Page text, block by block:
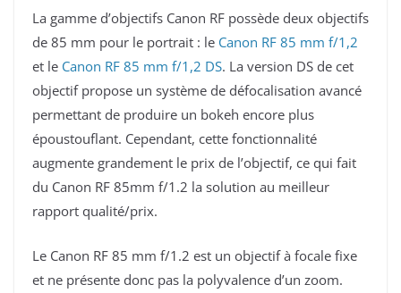
La gamme d’objectifs Canon RF possède deux objectifs
de 85 mm pour le portrait : le Canon RF 85 mm f/1,2
et le Canon RF 85 mm f/1,2 DS. La version DS de cet
objectif propose un système de défocalisation avancé
permettant de produire un bokeh encore plus
époustouflant. Cependant, cette fonctionnalité
augmente grandement le prix de l’objectif, ce qui fait
du Canon RF 85mm f/1.2 la solution au meilleur
rapport qualité/prix.
Le Canon RF 85 mm f/1.2 est un objectif à focale fixe
et ne présente donc pas la polyvalence d’un zoom.